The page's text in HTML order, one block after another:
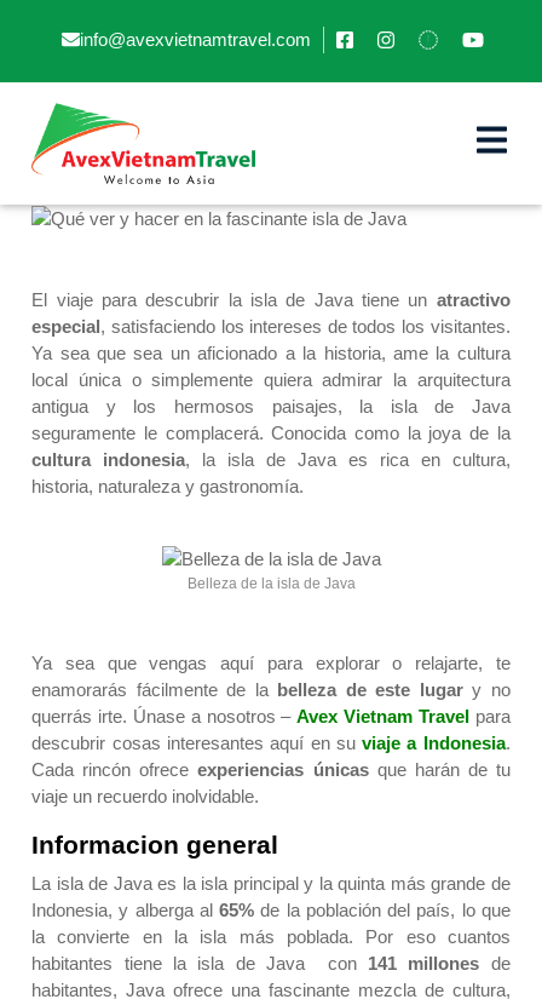
info@avexvietnamtravel.com
Qué ver y hacer en la fascinante
isla de Java
El viaje para descubrir la isla de Java tiene un atractivo
especial, satisfaciendo los intereses de todos los visitantes.
Ya sea que sea un aficionado a la historia, ame la cultura
local única o simplemente quiera admirar la arquitectura
antigua y los hermosos paisajes, la isla de Java
seguramente le complacerá. Conocida como la joya de la
cultura indonesia, la isla de Java es rica en cultura,
historia, naturaleza y gastronomía.
Belleza de la isla de Java
Ya sea que vengas aquí para explorar o relajarte, te
enamorarás fácilmente de la belleza de este lugary no
querrás irte. Únase a nosotros –Avex Vietnam Travelpara
descubrir cosas interesantes aquí en suviaje a Indonesia.
Cada rincón ofreceexperiencias únicasque harán de tu
viaje un recuerdo inolvidable.
Informacion general
La isla de Java es la isla principal y la quinta más grande de
Indonesia, y alberga al65% de la población del país, lo que
la convierte en la isla más poblada. Por eso cuantos
habitantes tiene la isla de Java con 141 millones de
habitantes, Java ofrece una fascinante mezcla de cultura,